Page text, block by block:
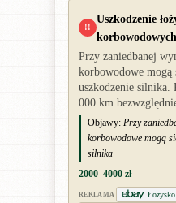
!!
Uszkodzenie
Przy zaniedbanej
korbowodowe
uszkodzenie silnika.
000 km
Objawy: Przy
korbowodowe mogą
silnika
2000–4000 zł
REKLAMA